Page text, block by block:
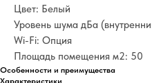
Цвет: Белый
Уровень шума дБа
Wi-Fi: Опция
Площадь помещения м2: 50
Особенности и преимущества
Характеристики